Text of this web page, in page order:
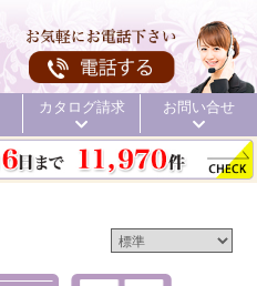
カタログ請求 お問い合せ